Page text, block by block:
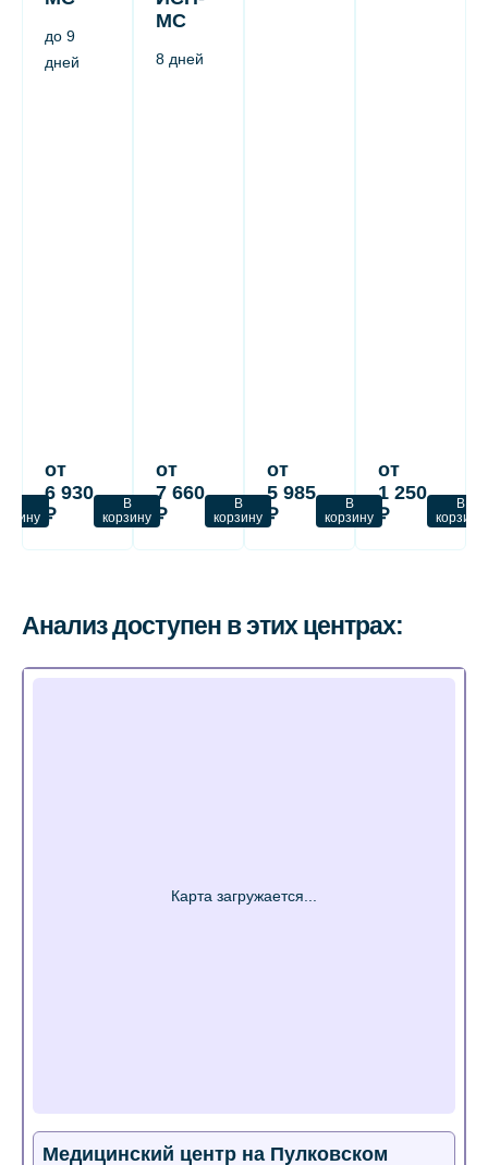
до 9
дней
от
6 930
₽
В
корзину
МС
8 дней
от
7 660
₽
В
корзину
от
5 985
₽
В
корзину
от
1 250
₽
В
корзину
Анализ доступен в этих центрах:
Медицинский центр на Пулковском